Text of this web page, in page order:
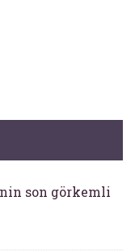
son görkemli